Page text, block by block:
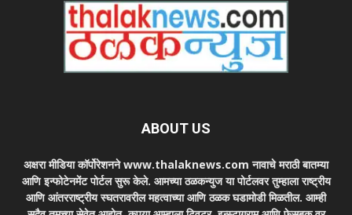
ABOUT US
अक्षरा मीडिया कॉर्पोरेशनने www.thalaknews.com नावाचे मराठी बातम्या
आणि इन्फोटेनमेंट पोर्टल सुरू केले. आमच्या ठळकन्युज या पोर्टलवर तुम्हाला राष्ट्रीय
आणि आंतरराष्ट्रीय स्घतरावरील महत्वाच्या आणि ठळक घडामोडी मिळतील. आम्ही